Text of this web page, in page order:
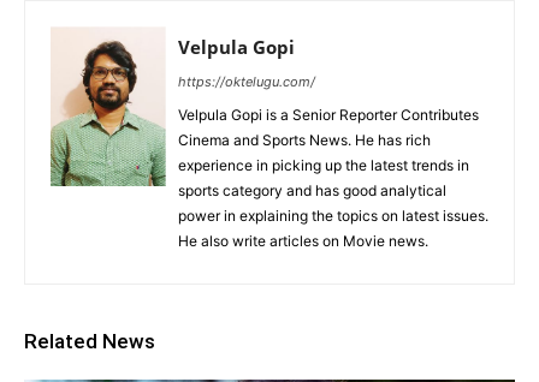
Velpula Gopi
https://oktelugu.com/
Velpula Gopi is a Senior Reporter Contributes
Cinema and Sports News. He has rich
experience in picking up the latest trends in
sports category and has good analytical
power in explaining the topics on latest issues.
He also write articles on Movie news.
Related News